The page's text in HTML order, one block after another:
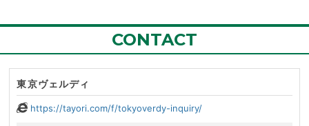
CONTACT
東京ヴェルディ
https://tayori.com/f/tokyoverdy-inquiry/